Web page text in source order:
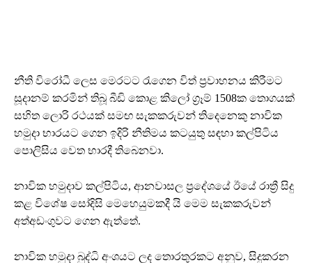
නීති විරෝධී ලෙස මෙරටට රැගෙන විත් ප්‍රවාහනය කිරීමට
සූදානම් කරමින් තිබූ බීඩි කොළ කිලෝ ග්‍රෑම් 1508ක තොගයක්
සහිත ලොරි රථයක් සමඟ සැකකරුවන් තිදෙනෙකු නාවික
හමුදා භාරයට ගෙන ඉදිරි නීතිමය කටයුතු සඳහා කල්පිටිය
පොලිසිය වෙත භාරදී තිබෙනවා.
නාවික හමුදාව කල්පිටිය, ආනවාසල ප්‍රදේශයේ ඊයේ රාත්‍රී සිදු
කළ විශේෂ සෝදිසි මෙහෙයුමකදී යි මෙම සැකකරුවන්
අත්අඩංගුවට ගෙන ඇත්තේ.
නාවික හමුදා බුද්ධි අංශයට ලද තොරතුරකට අනුව, සිදුකරන